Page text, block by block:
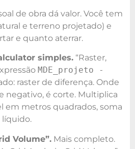
de obra dá valor. Você tem
e terreno projetado) e
e quanto aterrar.
simples. “Raster,
MDE_projeto -
raster de diferença. Onde
negativo, é corte. Multiplica
em metros quadrados, soma
Volume”. Mais completo.